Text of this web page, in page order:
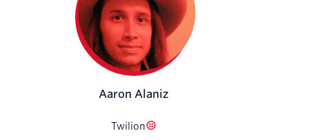
Aaron Alaniz
Twilion